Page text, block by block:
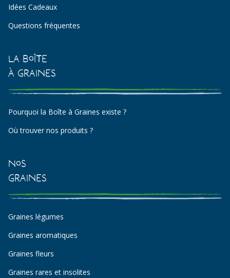
Idées Cadeaux
Questions fréquentes
La Boîte
à Graines
Pourquoi la Boîte à Graines existe ?
Où trouver nos produits ?
Nos
Graines
Graines légumes
Graines aromatiques
Graines fleurs
Graines rares et insolites